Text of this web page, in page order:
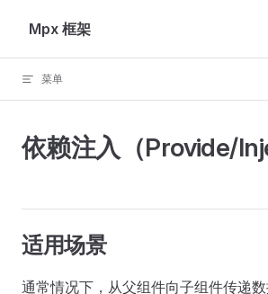
Skip to content
Mpx 框架
菜单
依赖注入（Provide/
适用场景
通常情况下，从父组件向子组件传递